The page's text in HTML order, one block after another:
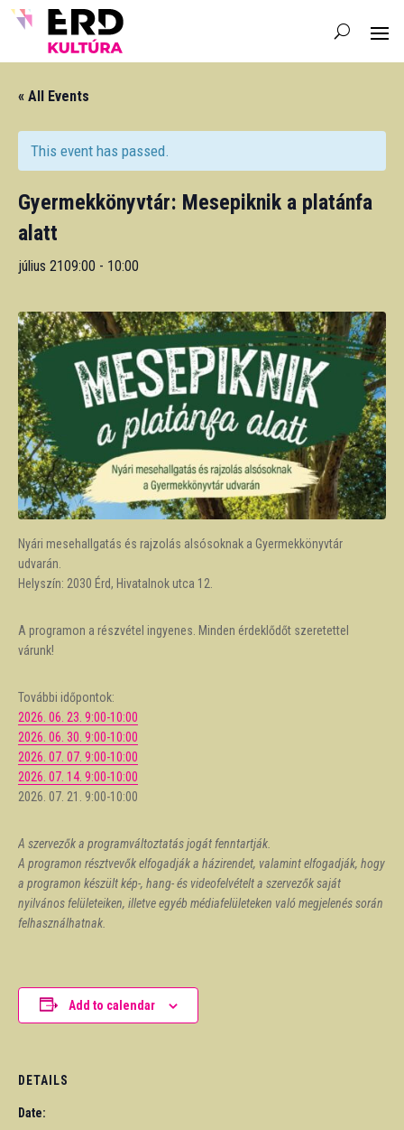
« All Events
This event has passed.
Gyermekkönyvtár: Mesepiknik a platánfa
alatt
július 2109:00 - 10:00
Nyári mesehallgatás és rajzolás alsósoknak a Gyermekkönyvtár
udvarán.
Helyszín: 2030 Érd, Hivatalnok utca 12.
A programon a részvétel ingyenes. Minden érdeklődőt szeretettel
várunk!
További időpontok:
2026. 06. 23. 9:00-10:00
2026. 06. 30. 9:00-10:00
2026. 07. 07. 9:00-10:00
2026. 07. 14. 9:00-10:00
2026. 07. 21. 9:00-10:00
A szervezők a programváltoztatás jogát fenntartják.
A programon résztvevők elfogadják a házirendet, valamint elfogadják, hogy
a programon készült kép-, hang- és videofelvételt a szervezők saját
nyilvános felületeiken, illetve egyéb médiafelületeken való megjelenés során
felhasználhatnak.
Add to calendar
DETAILS
Date: